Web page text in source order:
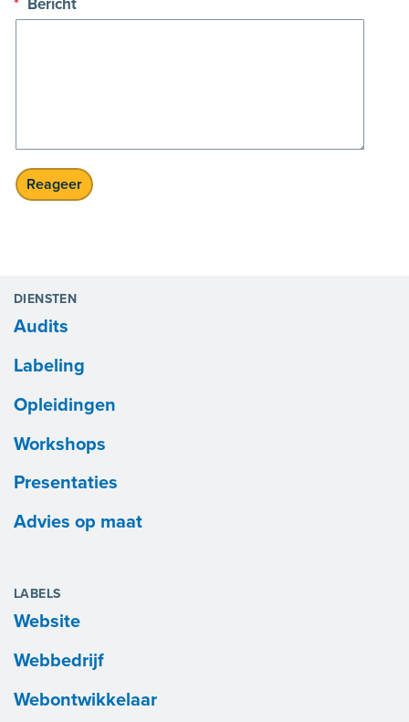
* Bericht
DIENSTEN
Audits
Labeling
Opleidingen
Workshops
Presentaties
Advies op maat
LABELS
Website
Webbedrijf
Webontwikkelaar